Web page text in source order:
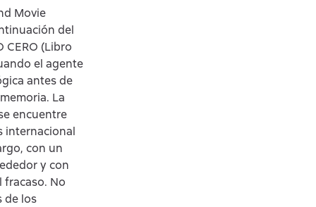
Movie
del
CERO (Libro
el agente
antes de
La
encuentre
internacional
con un
y con
fracaso. No
de los